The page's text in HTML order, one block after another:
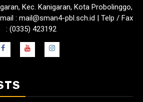
Kec. Kanigaran, Kota Probolinggo,
: mail@sman4-pbl.sch.id | Telp / Fax
: (0335) 423192